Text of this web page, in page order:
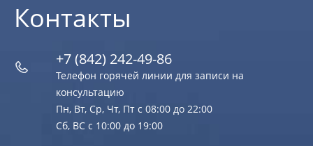
Контакты
+7 (842) 242-49-86
Телефон горячей линии для записи на
консультацию
Пн, Вт, Ср, Чт, Пт с 08:00 до 22:00
Сб, ВС с 10:00 до 19:00